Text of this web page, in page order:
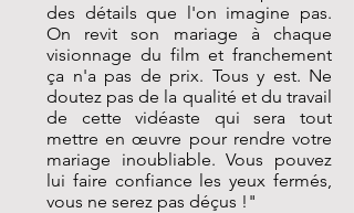
des détails que l'on imagine pas.
On revit son mariage à chaque
visionnage du film et franchement
ça n'a pas de prix. Tous y est. Ne
doutez pas de la qualité et du travail
de cette vidéaste qui sera tout
mettre en œuvre pour rendre votre
mariage inoubliable. Vous pouvez
lui faire confiance les yeux fermés,
vous ne serez pas déçus !"